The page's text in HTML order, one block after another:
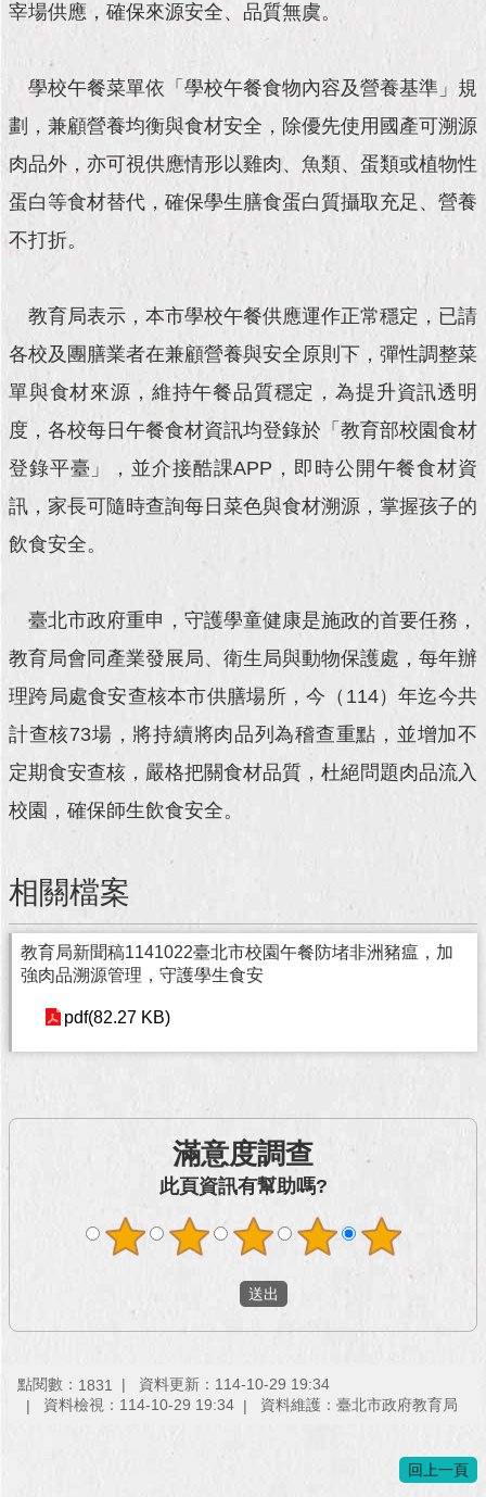
發
北
動
主
題
館
民
動
動
主
館
頁
網
站
導
覽
English
常
答
即
時
新
清
情
統
宰場供應，確保來源安全、品質無虞。
學校午餐菜單依「學校午餐食物內容及營養基準」規
劃，兼顧營養均衡與食材安全，除優先使用國產可溯源
肉品外，亦可視供應情形以雞肉、魚類、蛋類或植物性
蛋白等食材替代，確保學生膳食蛋白質攝取充足、營養
不打折。
教育局表示，本市學校午餐供應運作正常穩定，已請
各校及團膳業者在兼顧營養與安全原則下，彈性調整菜
單與食材來源，維持午餐品質穩定，為提升資訊透明
度，各校每日午餐食材資訊均登錄於「教育部校園食材
登錄平臺」，並介接酷課APP，即時公開午餐食材資
訊，家長可隨時查詢每日菜色與食材溯源，掌握孩子的
飲食安全。
臺北市政府重申，守護學童健康是施政的首要任務，
教育局會同產業發展局、衛生局與動物保護處，每年辦
理跨局處食安查核本市供膳場所，今（114）年迄今共
計查核73場，將持續將肉品列為稽查重點，並增加不
定期食安查核，嚴格把關食材品質，杜絕問題肉品流入
校園，確保師生飲食安全。
相關檔案
教育局新聞稿1141022臺北市校園午餐防堵非洲豬瘟，加
強肉品溯源管理，守護學生食安
pdf(82.27 KB)
滿意度調查
此頁資訊有幫助嗎?
點閱數： 1831
資料更新：114-10-29 19:34
資料檢視：114-10-29 19:34
資料維護：臺北市政府教育局
回上一頁